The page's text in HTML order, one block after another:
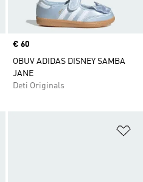
Price
€ 60
OBUV ADIDAS DISNEY SAMBA
JANE
Deti Originals
Pridať do zoznamu želaných